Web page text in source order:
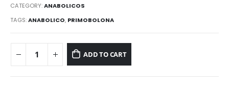
CATEGORY:ANABOLICOS
TAGS:ANABOLICO, PRIMOBOLONA
ADD TO CART